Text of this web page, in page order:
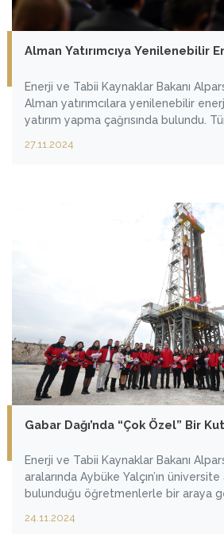
Alman Yatırımcıya Yenilenebilir
Enerji ve Tabii Kaynaklar Bakanı
Alman yatırımcılara yenilenebilir
yatırım yapma çağrısında bulundu.
yatırım alanı bulunduğuna işaret
27.11.2024
Gabar Dağı’nda “Çok Özel” Bir
Enerji ve Tabii Kaynaklar Bakanı
aralarında Aybüke Yalçın’ın üniversite
bulunduğu öğretmenlerle bir araya
üretim faaliyetler hakkında bilgi verdi.
24.11.2024